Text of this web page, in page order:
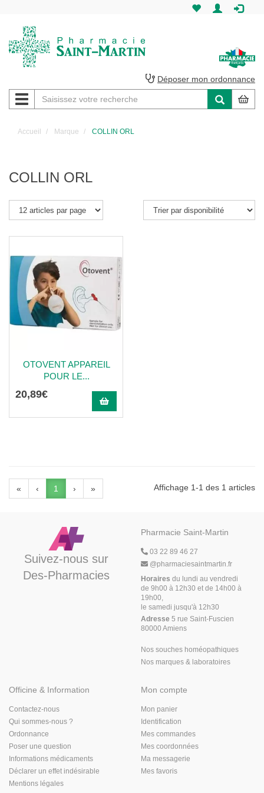
Martin
Pharmacie
Déposer mon ordonnance
Navigation
Accueil Marque COLLIN ORL
COLLIN ORL
OTOVENT APPAREIL
POUR LE...
20,89€
« ‹ 1 › » Affichage 1-1 des 1 articles
Suivez-nous sur
Des-Pharmacies
Pharmacie Saint-Martin
03 22 89 46 27
@pharmaciesaintmartin.fr
Horaires du lundi au vendredi
de 9h00 à 12h30 et de 14h00 à
19h00,
le samedi jusqu'à 12h30
Adresse 5 rue Saint-Fuscien
80000 Amiens
Nos souches homéopathiques
Nos marques & laboratoires
Officine & Information
Contactez-nous
Qui sommes-nous ?
Ordonnance
Poser une question
Informations médicaments
Déclarer un effet indésirable
Mentions légales
Mon compte
Mon panier
Identification
Mes commandes
Mes coordonnées
Ma messagerie
Mes favoris